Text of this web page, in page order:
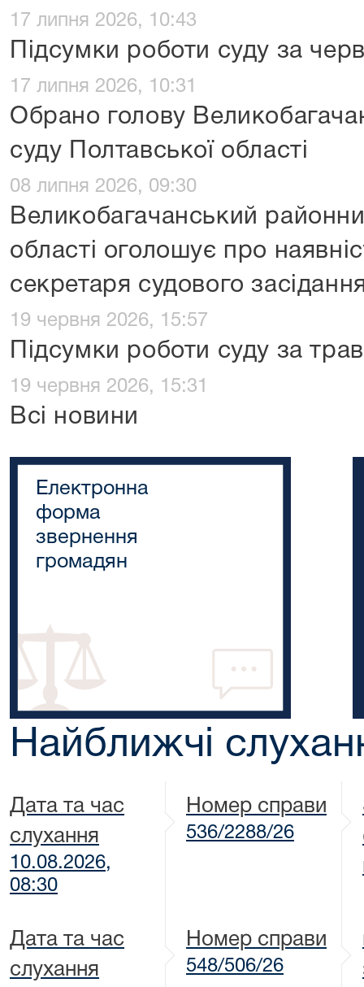
17 липня 2026, 10:43
Підсумки роботи суду за
17 липня 2026, 10:31
Обрано голову
суду Полтавської області
08 липня 2026, 09:30
Великобагачанський
області оголошує про
секретаря судового
19 червня 2026, 15:57
Підсумки роботи суду за
19 червня 2026, 15:31
Всі новини
Електронна
форма
звернення
громадян
Найближчі
Дата та час
слухання
10.08.2026,
08:30
Номер справи
536/2288/26
Дата та час
слухання
Номер справи
548/506/26